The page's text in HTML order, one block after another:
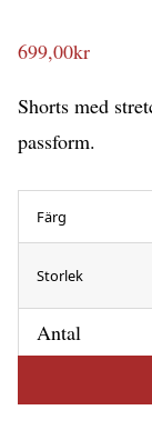
699,00kr
Shorts med
passform.
Färg
Storlek
Antal